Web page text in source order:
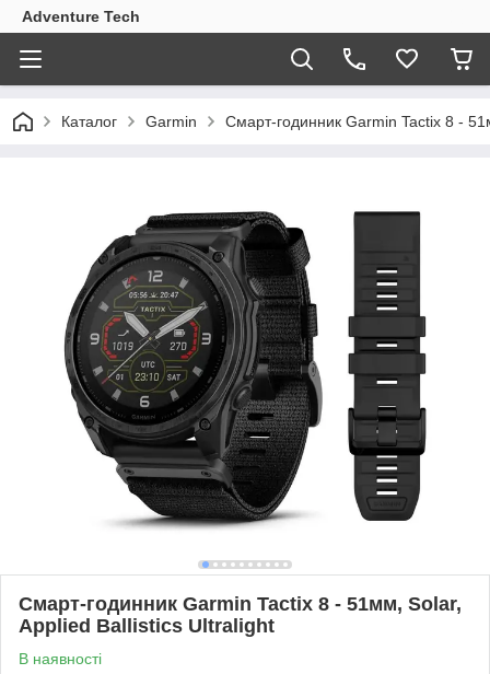
Adventure Tech
Каталог Garmin Смарт-годинник Garmin Tactix 8 -
Смарт-годинник Garmin Tactix 8 - 51мм, Solar,
Applied Ballistics Ultralight
В наявності